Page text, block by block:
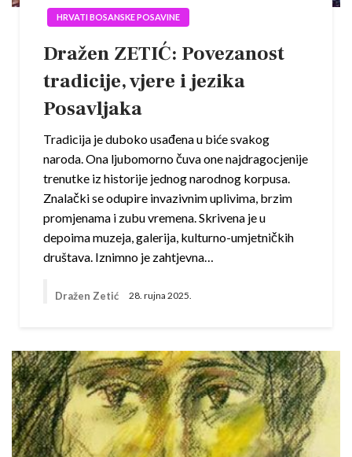
HRVATI BOSANSKE POSAVINE
Dražen ZETIĆ: Povezanost
tradicije, vjere i jezika
Posavljaka
Tradicija je duboko usađena u biće svakog
naroda. Ona ljubomorno čuva one najdragocjenije
trenutke iz historije jednog narodnog korpusa.
Znalački se odupire invazivnim uplivima, brzim
promjenama i zubu vremena. Skrivena je u
depoima muzeja, galerija, kulturno-umjetničkih
društava. Iznimno je zahtjevna…
Dražen Zetić 28. rujna 2025.